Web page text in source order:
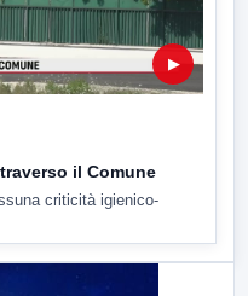
▶
il Comune
criticità igienico-